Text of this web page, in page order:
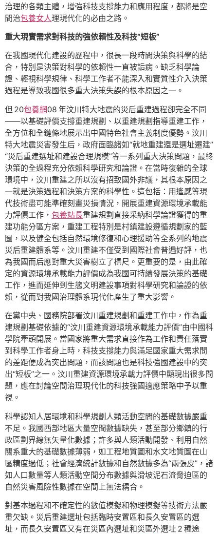
治理的各類主體，增強科技支撐能力和應用程度，都將是空
間治包養女人理現代化的必由之路。
重大現實需求對科技的強依賴性及科技“短板”
在我國現代化建設的歷程中，很長一段時間決策與科學的結
合，特別是決策對科學的依賴性一直被詬病。缺乏科學論
證、輕視科學規律、科學工作者不能深入和實質性介入決策
過程是導致我國很多重大決策失誤的根本原因之一。
但 20包養網08 年汶川特大地震的災后重建過程卻完全不同
——以基礎評價支撐重建規劃、以重建規劃指導重建工作，
全方位和全鏈條地展示出中國特色社會主義制度優勢。汶川
特大地震災害發生后，政府面臨諸如“就地重建還是選址遷建”
“災后重建選址和建設合理規模”等一系列重大決策問題，最終
決策的全過程充分依賴科學研究和論證。在當時復雜的全球
環境中，汶川重建之所以沒有招致國外非議，其根本原因之
一就是決策過程和決策方案的科學性。這包括：用遙感等現
代技術盡可能準確刻畫災損情況，開展重建資源環境承載能
力評價工作， 包養站長重建規劃直接采納科學論證獲得的重
建功能分區方案，重建工程特別是村鎮建設遵循規劃家的藍
圖，以及健全包括自然環境修復和心理援助等全系列的地震
災后重建體系等。汶川重建不僅受到國際社會普遍好評，也
為我國而后應對重大災害樹立了標尺。更重要的是，由此確
定的資源環境承載能力評價成為我國可持續發展決策的基礎
工作，進而延伸到生態文明建設事項對科學研究和論證的依
賴，從而對我國治理體系現代化產生了重大影響。
在黨中央、國務院部署汶川重建規劃和重建工作中，作為重
建規劃基礎依據的“汶川重建資源環境承載能力評價”由中國科
學院牽頭開展。當國家將重大需求直接作為工作和責任落實
到科學工作者身上時，科技支撐能力與滿足國家重大需求間
的差距便成為突出問題，而該問題也是科技強國建設中的突
出“短板”之一。汶川重建資源環境承載力評價中顯現出很多問
題，應在討論空間治理現代化的科技強國適應策略中予以重
視。
科學認知人居環境和科學規劃人類活動空間的基礎數據嚴重
不足。我國西部地區大量空間數據缺失，甚至部分鄉鎮的行
政區劃界線無矢量化數據；許多與人類活動開發、利用自然
關系重大的基礎數據薄弱，如工程地質圖和水文地質圖在山
區精度過低；社會經濟統計數據和自然數據多為“兩張皮”，諸
如人口數量等人類活動空間分布數據與滑坡泥石流脅迫區的
自然災害風險性數據在空間上無法耦合。
對基本過程和不確定性的數值模擬和物理模擬等技術方法嚴
重欠缺。災后重建選址包括臨時安置區和長久安置區的選
址，而長久安置區又有在災區內選址和災區外選址 2 種途